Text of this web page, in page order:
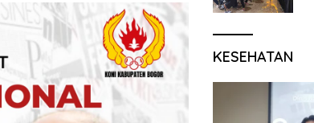
KESEHATAN